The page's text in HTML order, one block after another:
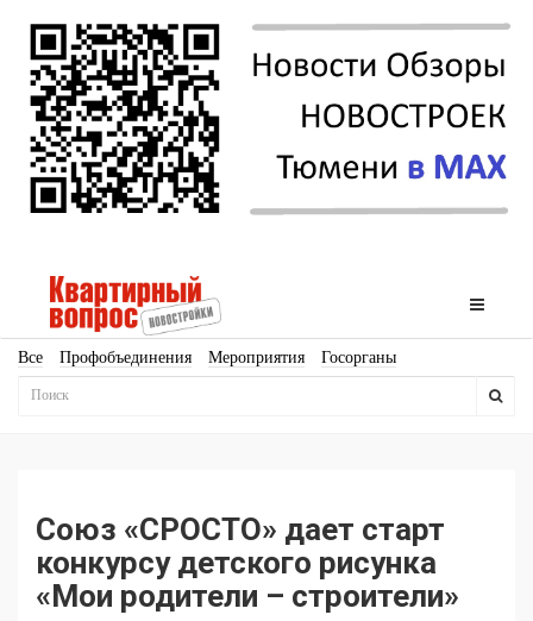
Все Профобъединения Мероприятия Госорганы
Новостройки
Ещё
Союз «СРОСТО» дает старт
конкурсу детского рисунка
«Мои родители – строители»